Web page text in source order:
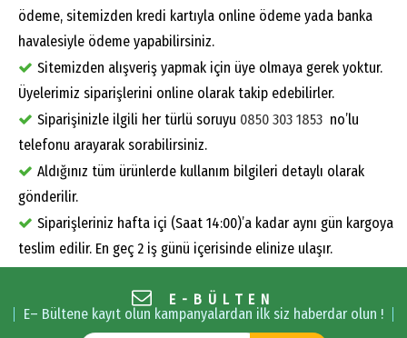
ödeme, sitemizden kredi kartıyla online ödeme yada banka
havalesiyle ödeme yapabilirsiniz.
Sitemizden alışveriş yapmak için üye olmaya gerek yoktur.
Üyelerimiz siparişlerini online olarak takip edebilirler.
Siparişinizle ilgili her türlü soruyu 0850 303 1853 no’lu
telefonu arayarak sorabilirsiniz.
Aldığınız tüm ürünlerde kullanım bilgileri detaylı olarak
gönderilir.
Siparişleriniz hafta içi (Saat 14:00)’a kadar aynı gün kargoya
teslim edilir. En geç 2 iş günü içerisinde elinize ulaşır.
E-BÜLTEN
E– Bültene kayıt olun kampanyalardan ilk siz haberdar olun !